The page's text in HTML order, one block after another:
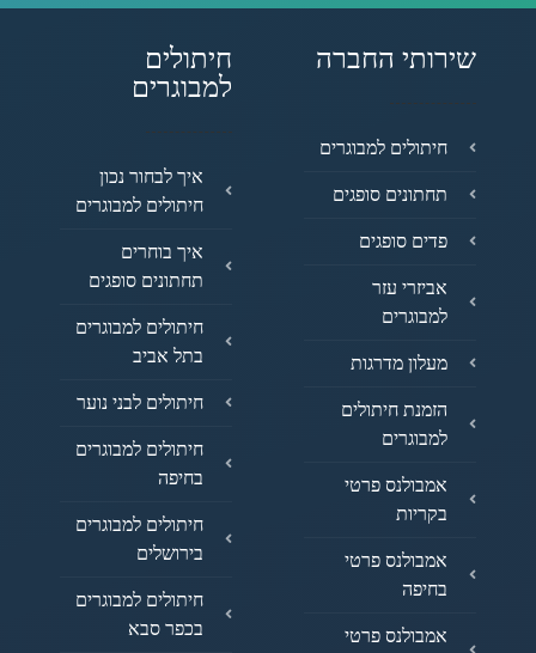
שירותי החברה
חיתולים למבוגרים
תחתונים סופגים
פדים סופגים
אביזרי עזר
למבוגרים
מעלון מדרגות
הזמנת חיתולים
למבוגרים
אמבולנס פרטי
בקריות
אמבולנס פרטי
בחיפה
אמבולנס פרטי
חיתולים
למבוגרים
איך לבחור נכון
חיתולים למבוגרים
איך בוחרים
תחתונים סופגים
חיתולים למבוגרים
בתל אביב
חיתולים לבני נוער
חיתולים למבוגרים
בחיפה
חיתולים למבוגרים
בירושלים
חיתולים למבוגרים
בכפר סבא